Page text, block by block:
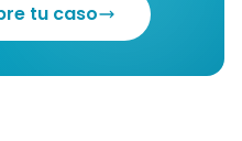
tu caso